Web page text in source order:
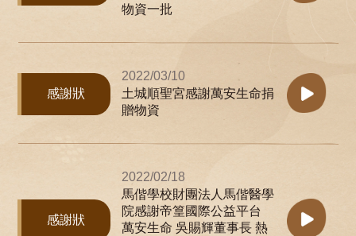
物資一批
感謝狀
2022/03/10
土城順聖宮感謝萬安生命捐
贈物資
感謝狀
2022/02/18
馬偕學校財團法人馬偕醫學
院感謝帝篁國際公益平台
萬安生命 吳賜輝董事長 熱